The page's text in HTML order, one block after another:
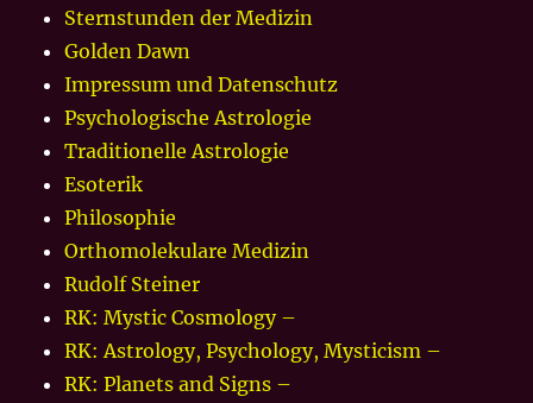
Sternstunden der Medizin
Golden Dawn
Impressum und Datenschutz
Psychologische Astrologie
Traditionelle Astrologie
Esoterik
Philosophie
Orthomolekulare Medizin
Rudolf Steiner
RK: Mystic Cosmology –
RK: Astrology, Psychology, Mysticism –
RK: Planets and Signs –